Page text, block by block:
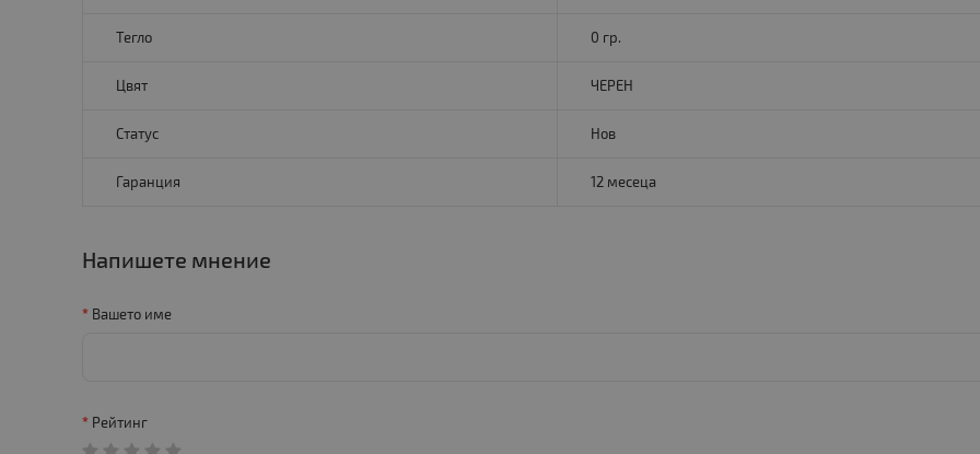
Тегло 0 гр.
Цвят ЧЕРЕН
Статус Нов
Гаранция 12 месеца
Напишете мнение
Вашето име
Рейтинг